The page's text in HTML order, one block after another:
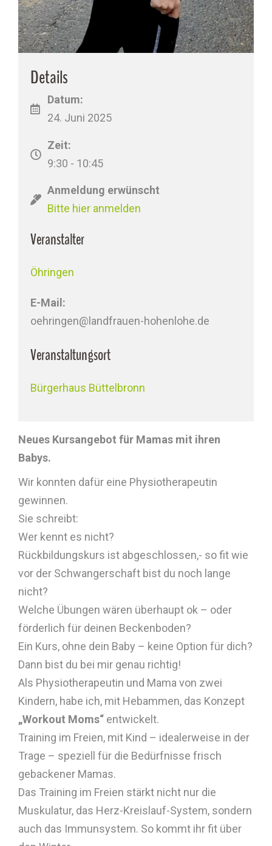
Details
Datum:
24. Juni 2025
Zeit:
9:30 - 10:45
Anmeldung erwünscht
Bitte hier anmelden
Veranstalter
Öhringen
E-Mail:
oehringen@landfrauen-hohenlohe.de
Veranstaltungsort
Bürgerhaus Büttelbronn
Neues Kursangebot für Mamas mit ihren
Babys.
Wir konnten dafür eine Physiotherapeutin
gewinnen.
Sie schreibt:
Wer kennt es nicht?
Rückbildungskurs ist abgeschlossen,- so fit wie
vor der Schwangerschaft bist du noch lange
nicht?
Welche Übungen wären überhaupt ok – oder
förderlich für deinen Beckenboden?
Ein Kurs, ohne dein Baby – keine Option für dich?
Dann bist du bei mir genau richtig!
Als Physiotherapeutin und Mama von zwei
Kindern, habe ich, mit Hebammen, das Konzept
„Workout Moms“ entwickelt.
Training im Freien, mit Kind – idealerweise in der
Trage – speziell für die Bedürfnisse frisch
gebackener Mamas.
Das Training im Freien stärkt nicht nur die
Muskulatur, das Herz-Kreislauf-System, sondern
auch das Immunsystem. So kommt ihr fit über